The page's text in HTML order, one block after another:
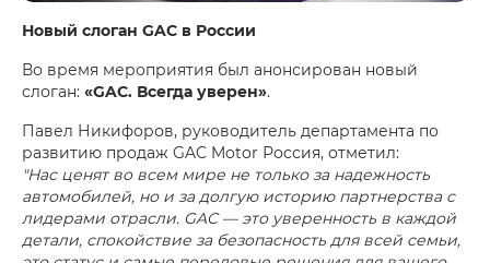
Новый слоган GAC в России
Во время мероприятия был анонсирован новый
слоган: «GAC. Всегда уверен».
Павел Никифоров, руководитель департамента по
развитию продаж GAC Motor Россия, отметил:
"Нас ценят во всем мире не только за надежность
автомобилей, но и за долгую историю партнерства с
лидерами отрасли. GAC — это уверенность в каждой
детали, спокойствие за безопасность для всей семьи,